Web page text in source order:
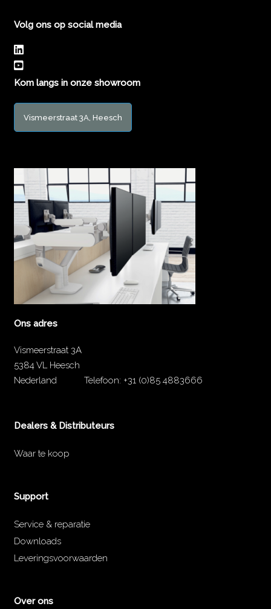
Volg ons op social media
Kom langs in onze showroom
Vismeerstraat 3A, Heesch
Ons adres
Vismeerstraat 3A
5384 VL Heesch
Nederland
Telefoon: +31 (0)85 4883666
Dealers & Distributeurs
Waar te koop
Support
Service & reparatie
Downloads
Leveringsvoorwaarden
Over ons